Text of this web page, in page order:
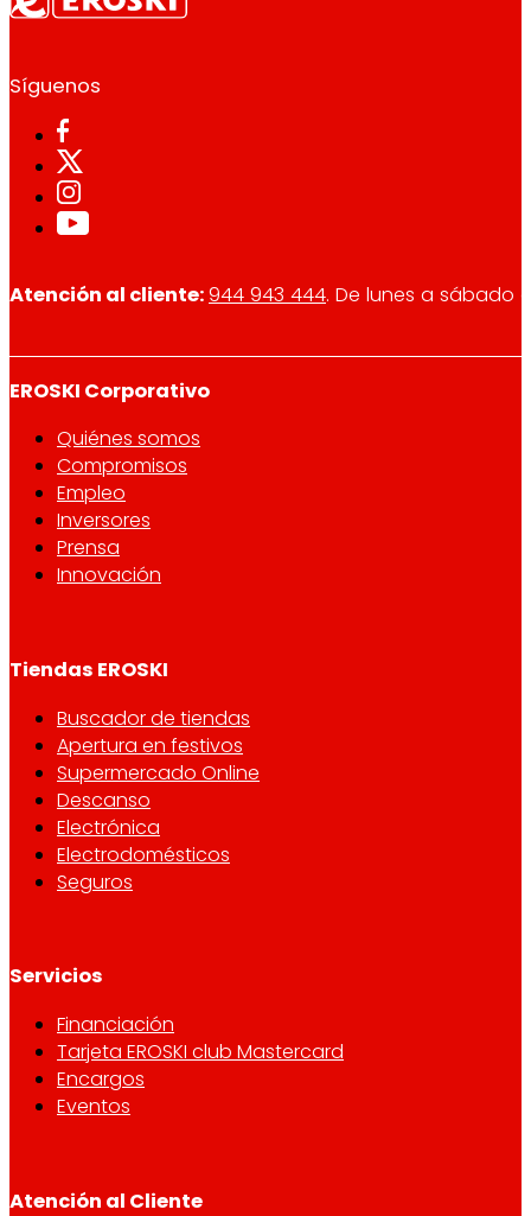
Síguenos
Atención al cliente:944 943 444. De lunes a sábado
EROSKI Corporativo
Quiénes somos
Compromisos
Empleo
Inversores
Prensa
Innovación
Tiendas EROSKI
Buscador de tiendas
Apertura en festivos
Supermercado Online
Descanso
Electrónica
Electrodomésticos
Seguros
Servicios
Financiación
Tarjeta EROSKI club Mastercard
Encargos
Eventos
Atención al Cliente